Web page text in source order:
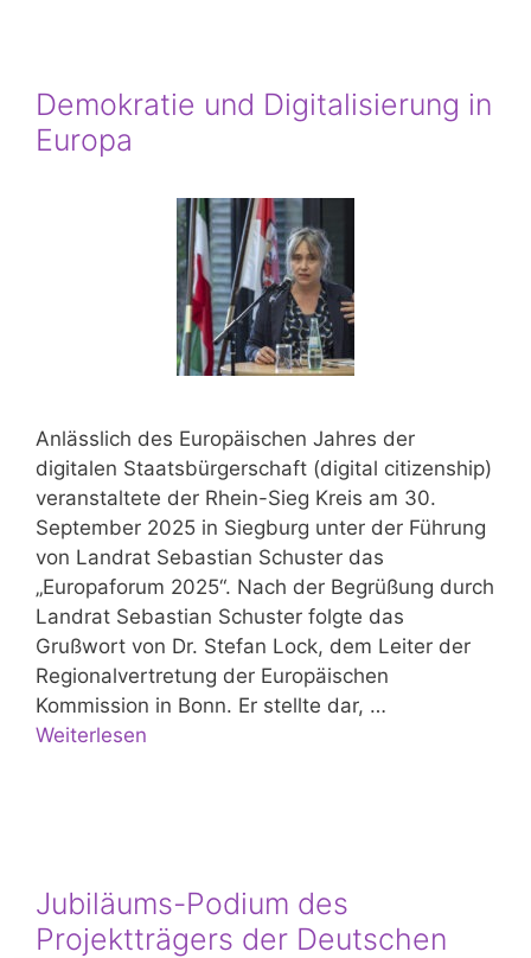
Demokratie und Digitalisierung in
Europa
Anlässlich des Europäischen Jahres der
digitalen Staatsbürgerschaft (digital citizenship)
veranstaltete der Rhein-Sieg Kreis am 30.
September 2025 in Siegburg unter der Führung
von Landrat Sebastian Schuster das
„Europaforum 2025“. Nach der Begrüßung durch
Landrat Sebastian Schuster folgte das
Grußwort von Dr. Stefan Lock, dem Leiter der
Regionalvertretung der Europäischen
Kommission in Bonn. Er stellte dar, …
Weiterlesen
Jubiläums-Podium des
Projektträgers der Deutschen